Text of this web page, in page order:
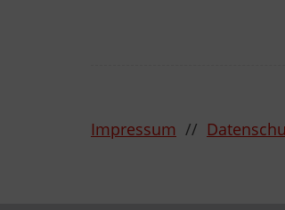
Impressum //